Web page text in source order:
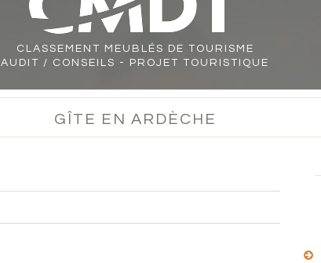
CLASSEMENT
MEUBLÉS DE TOURISME
AUDIT / CONSEILS - PROJET TOURISTIQUE
GÎTE EN ARDÈCHE